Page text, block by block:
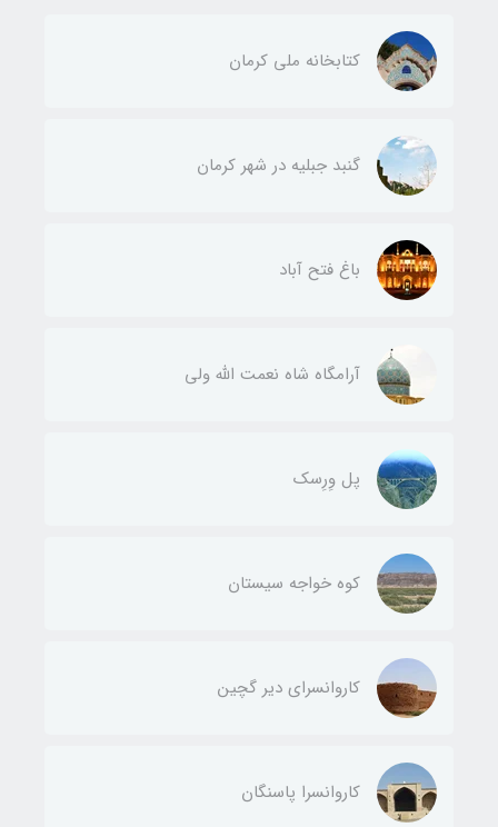
کتابخانه ملی کرمان
گنبد جبلیه در شهر کرمان
باغ فتح آباد
آرامگاه شاه نعمت الله ولی
پل وِرِسک
کوه خواجه سیستان
کاروانسرای دیر گچین
کاروانسرا پاسنگان